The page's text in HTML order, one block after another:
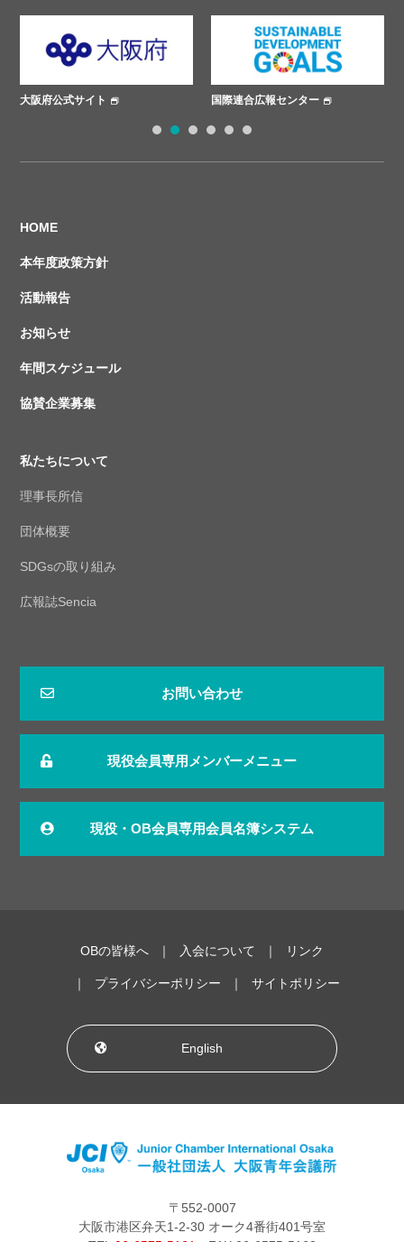
府公式サイト 国際連合広報センター
HOME
本年度政策方針
活動報告
お知らせ
年間スケジュール
協賛企業募集
私たちについて
理事長所信
団体概要
SDGsの取り組み
広報誌Sencia
お問い合わせ
現役会員専用メンバーメニュー
現役・OB会員専用会員名簿システム
OBの皆様へ 入会について リンク
プライバシーポリシー サイトポリシー
English
〒552-0007
大阪市港区弁天1-2-30 オーク4番街401号室